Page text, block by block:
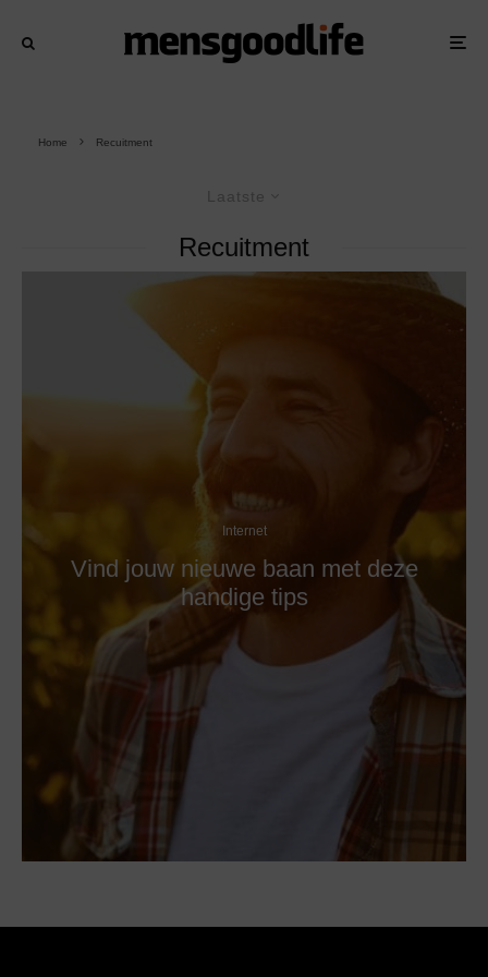
Home Recuitment
Laatste
Recuitment
Internet
Vind jouw nieuwe baan met deze
handige tips